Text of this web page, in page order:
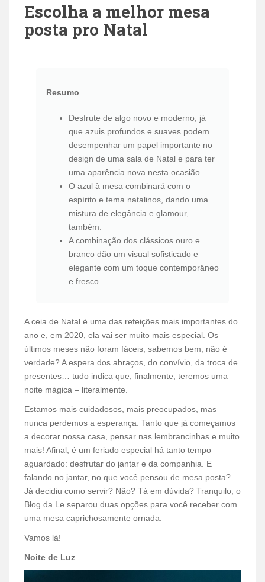
Escolha a melhor mesa
posta pro Natal
Resumo
Desfrute de algo novo e moderno, já
que azuis profundos e suaves podem
desempenhar um papel importante no
design de uma sala de Natal e para ter
uma aparência nova nesta ocasião.
O azul à mesa combinará com o
espírito e tema natalinos, dando uma
mistura de elegância e glamour,
também.
A combinação dos clássicos ouro e
branco dão um visual sofisticado e
elegante com um toque contemporâneo
e fresco.
A ceia de Natal é uma das refeições mais importantes do
ano e, em 2020, ela vai ser muito mais especial. Os
últimos meses não foram fáceis, sabemos bem, não é
verdade? A espera dos abraços, do convívio, da troca de
presentes… tudo indica que, finalmente, teremos uma
noite mágica – literalmente.
Estamos mais cuidadosos, mais preocupados, mas
nunca perdemos a esperança. Tanto que já começamos
a decorar nossa casa, pensar nas lembrancinhas e muito
mais! Afinal, é um feriado especial há tanto tempo
aguardado: desfrutar do jantar e da companhia. E
falando no jantar, no que você pensou de mesa posta?
Já decidiu como servir? Não? Tá em dúvida? Tranquilo, o
Blog da Le separou duas opções para você receber com
uma mesa caprichosamente ornada.
Vamos lá!
Noite de Luz